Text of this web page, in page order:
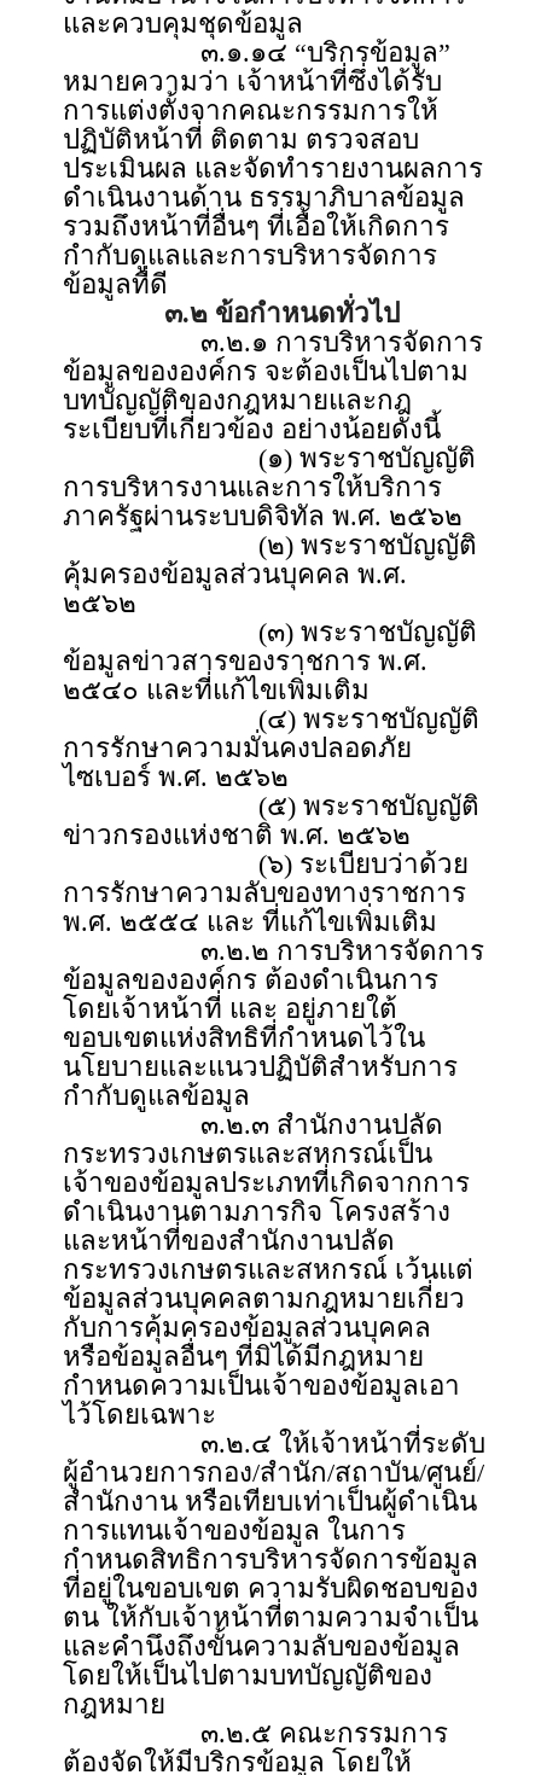
และควบคุมชุดข้อมูล
๓.๑.๑๔ “บริกรข้อมูล”
หมายความว่า เจ้าหน้าที่ซึ่งได้รับ
การแต่งตั้งจากคณะกรรมการให้
ปฏิบัติหน้าที่ ติดตาม ตรวจสอบ
ประเมินผล และจัดทำรายงานผลการ
ดำเนินงานด้าน ธรรมาภิบาลข้อมูล
รวมถึงหน้าที่อื่นๆ ที่เอื้อให้เกิดการ
กำกับดูแลและการบริหารจัดการ
ข้อมูลที่ดี
๓.๒ ข้อกำหนดทั่วไป
๓.๒.๑ การบริหารจัดการ
ข้อมูลขององค์กร จะต้องเป็นไปตาม
บทบัญญัติของกฎหมายและกฎ
ระเบียบที่เกี่ยวข้อง อย่างน้อยดังนี้
(๑) พระราชบัญญัติ
การบริหารงานและการให้บริการ
ภาครัฐผ่านระบบดิจิทัล พ.ศ. ๒๕๖๒
(๒) พระราชบัญญัติ
คุ้มครองข้อมูลส่วนบุคคล พ.ศ.
๒๕๖๒
(๓) พระราชบัญญัติ
ข้อมูลข่าวสารของราชการ พ.ศ.
๒๕๔๐ และที่แก้ไขเพิ่มเติม
(๔) พระราชบัญญัติ
การรักษาความมั่นคงปลอดภัย
ไซเบอร์ พ.ศ. ๒๕๖๒
(๕) พระราชบัญญัติ
ข่าวกรองแห่งชาติ พ.ศ. ๒๕๖๒
(๖) ระเบียบว่าด้วย
การรักษาความลับของทางราชการ
พ.ศ. ๒๕๕๔ และ ที่แก้ไขเพิ่มเติม
๓.๒.๒ การบริหารจัดการ
ข้อมูลขององค์กร ต้องดำเนินการ
โดยเจ้าหน้าที่ และ อยู่ภายใต้
ขอบเขตแห่งสิทธิที่กำหนดไว้ใน
นโยบายและแนวปฏิบัติสำหรับการ
กำกับดูแลข้อมูล
๓.๒.๓ สำนักงานปลัด
กระทรวงเกษตรและสหกรณ์เป็น
เจ้าของข้อมูลประเภทที่เกิดจากการ
ดำเนินงานตามภารกิจ โครงสร้าง
และหน้าที่ของสำนักงานปลัด
กระทรวงเกษตรและสหกรณ์ เว้นแต่
ข้อมูลส่วนบุคคลตามกฎหมายเกี่ยว
กับการคุ้มครองข้อมูลส่วนบุคคล
หรือข้อมูลอื่นๆ ที่มิได้มีกฎหมาย
กำหนดความเป็นเจ้าของข้อมูลเอา
ไว้โดยเฉพาะ
๓.๒.๔ ให้เจ้าหน้าที่ระดับ
ผู้อำนวยการกอง/สำนัก/สถาบัน/ศูนย์/
สำนักงาน หรือเทียบเท่าเป็นผู้ดำเนิน
การแทนเจ้าของข้อมูล ในการ
กำหนดสิทธิการบริหารจัดการข้อมูล
ที่อยู่ในขอบเขต ความรับผิดชอบของ
ตน ให้กับเจ้าหน้าที่ตามความจำเป็น
และคำนึงถึงขั้นความลับของข้อมูล
โดยให้เป็นไปตามบทบัญญัติของ
กฎหมาย
๓.๒.๕ คณะกรรมการ
ต้องจัดให้มีบริกรข้อมูล โดยให้